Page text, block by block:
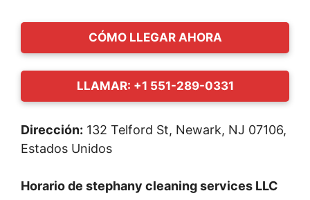
CÓMO LLEGAR AHORA
LLAMAR: +1 551-289-0331
Dirección: 132 Telford St, Newark, NJ 07106,
Estados Unidos
Horario de stephany cleaning services LLC